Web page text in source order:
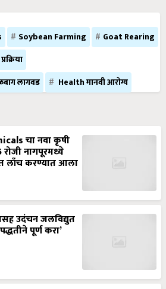
Soybean Farming
Goat Rearing
लागवड
Health मानवी आरोग्य
चा नवा कृषी
नागपूरमध्ये
लाँच करण्यात आला
उदंचन जलविद्युत
पूर्ण करा’